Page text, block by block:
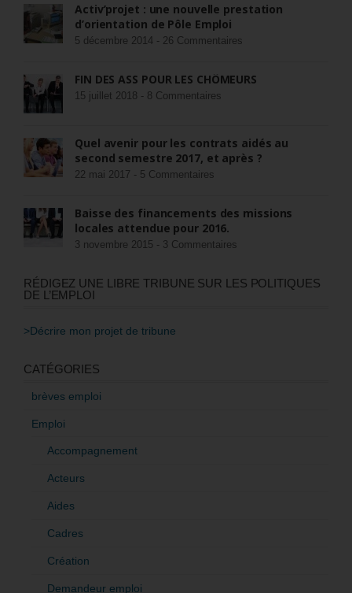
Activ’projet : une nouvelle prestation
d’orientation de Pôle Emploi
5 décembre 2014 - 26 Commentaires
FIN DES ASS POUR LES CHÔMEURS
15 juillet 2018 - 8 Commentaires
Quel avenir pour les contrats aidés au
second semestre 2017, et après ?
22 mai 2017 - 5 Commentaires
Baisse des financements des missions
locales attendue pour 2016.
3 novembre 2015 - 3 Commentaires
RÉDIGEZ UNE LIBRE TRIBUNE SUR LES POLITIQUES
DE L’EMPLOI
>Décrire mon projet de tribune
CATÉGORIES
brèves emploi
Emploi
Accompagnement
Acteurs
Aides
Cadres
Création
Demandeur emploi